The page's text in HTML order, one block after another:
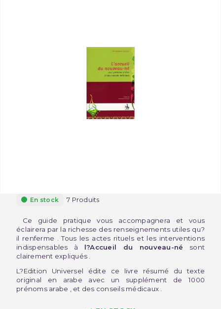
En stock 7 Produits
Ce guide pratique vous accompagnera et vous
éclairera par la richesse des renseignements utiles qu?
il renferme . Tous les actes rituels et les interventions
indispensables à l?Accueil du nouveau-né sont
clairement expliqués .
L?Edition Universel édite ce livre résumé du texte
original en arabe avec un supplément de 1000
prénoms arabe , et des conseils médicaux .